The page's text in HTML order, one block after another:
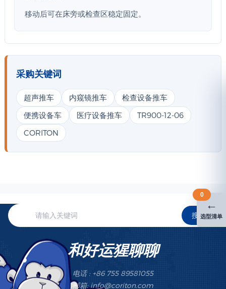
移动后可在床旁或检查区稳定固定。
采购关键词
超声推车 内窥镜推车
检查设备推车
便携设备车
医疗设备推车
TR900-12-06
CORITON
搜索
和好运猩聊聊
电话 : +86 755 89581055
邮箱: info@coriton.com
←
选型清单
0